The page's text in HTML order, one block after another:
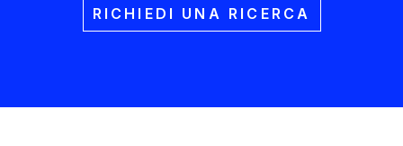
RICHIEDI UNA RICERCA